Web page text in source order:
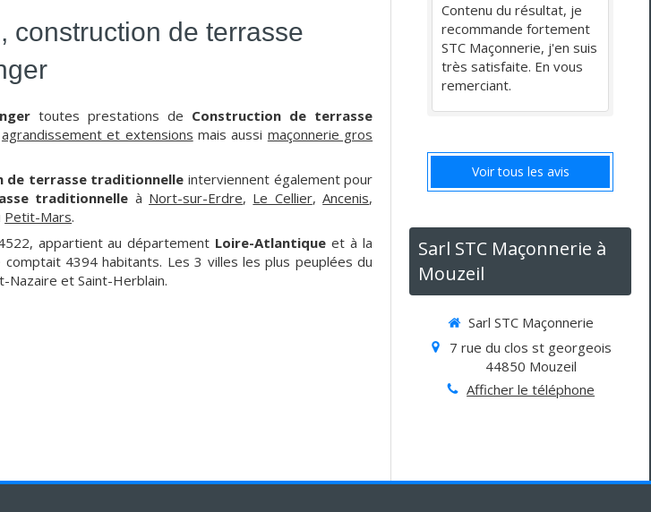
construction de terrasse
toutes prestations de Construction de terrasse
agrandissement et extensions mais aussi maçonnerie gros
de terrasse traditionnelle interviennent également pour
traditionnelle à Nort-sur-Erdre, Le Cellier,Ancenis,
Petit-Mars.
appartient au département Loire-Atlantique et à la
comptait 4394 habitants. Les 3 villes les plus peuplées du
Nazaire et Saint-Herblain.
Contenu du résultat, je
recommande fortement
STC Maçonnerie, j'en suis
très satisfaite. En vous
remerciant.
Voir tous les avis
Sarl STC Maçonnerie à
Mouzeil
Sarl STC Maçonnerie
7 rue du clos st georgeois
44850 Mouzeil
Afficher le téléphone